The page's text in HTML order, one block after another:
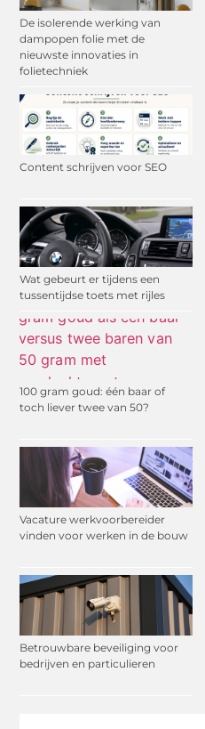
De isolerende werking van
dampopen folie met de
nieuwste innovaties in
folietechniek
Content schrijven voor SEO
Wat gebeurt er tijdens een
tussentijdse toets met rijles
100 gram goud: één baar of
toch liever twee van 50?
Vacature werkvoorbereider
vinden voor werken in de bouw
Betrouwbare beveiliging voor
bedrijven en particulieren